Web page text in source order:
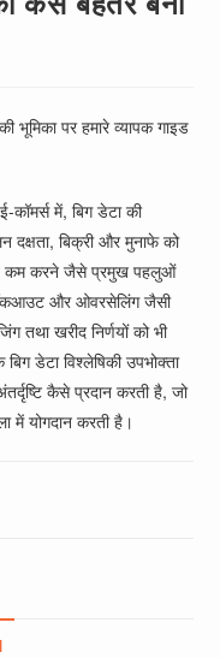
भूमिका पर हमारे व्यापक गाइड
कॉमर्स में, बिग डेटा की
दक्षता, बिक्री और मुनाफे को
कम करने जैसे प्रमुख पहलुओं
और ओवरसेलिंग जैसी
तथा खरीद निर्णयों को भी
डेटा विश्लेषिकी उपभोक्ता
कैसे प्रदान करती है, जो
योगदान करती है।